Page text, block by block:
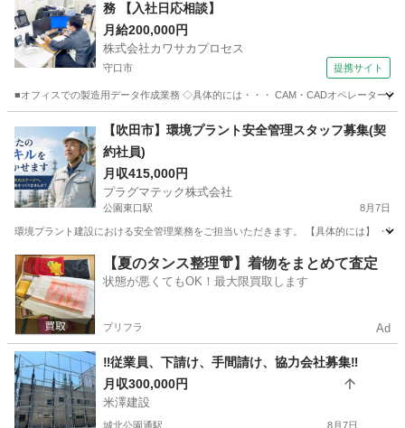
務 【入社日応相談】
月給200,000円
株式会社カワサカプロセス
守口市 提携サイト
■オフィスでの製造用データ作成業務 ◇具体的には・・・ CAM・CADオペレーターと
CAD
【吹田市】環境プラント安全管理スタッフ募集(契
約社員)
月収415,000円
プラグマテック株式会社
公園東口駅 8月7日
環境プラント建設における安全管理業務をご担当いただきます。 【具体的には】 ・
大阪 吹田市 公園東口駅 その他 契約社員
【夏のタンス整理👘】着物をまとめて査定
状態が悪くてもOK！最大限買取します
プリフラ Ad
‼️従業員、下請け、手間請け、協力会社募集‼️
月収300,000円
米澤建設
城北公園通駅 8月7日